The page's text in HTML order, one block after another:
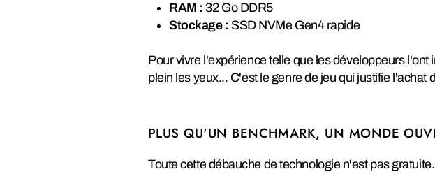
RAM : 32 Go DDR5
Stockage : SSD NVMe Gen4 rapide
Pour vivre l'expérience telle que les développeurs
plein les yeux... C'est le genre de jeu qui justifie
PLUS QU'UN BENCHMARK, UN MONDE
Toute cette débauche de technologie n'est pas